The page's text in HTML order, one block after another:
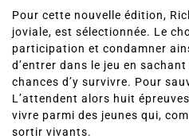
Pour cette nouvelle édition,
joviale, est sélectionnée. Le
participation et condamner
d’entrer dans le jeu en
chances d’y survivre. Pour
L’attendent alors huit
vivre parmi des jeunes qui,
sortir vivants.